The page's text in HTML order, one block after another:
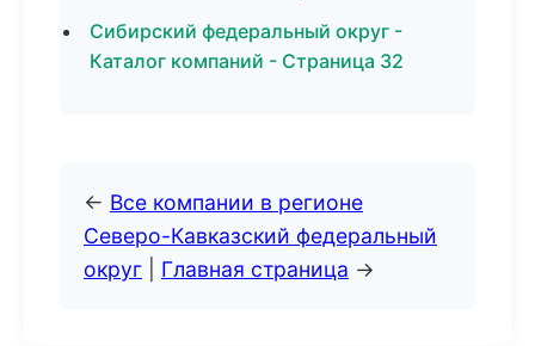
Сибирский федеральный округ -
Каталог компаний - Страница 32
← Все компании в регионе
Северо-Кавказский федеральный
округ
Главная страница →